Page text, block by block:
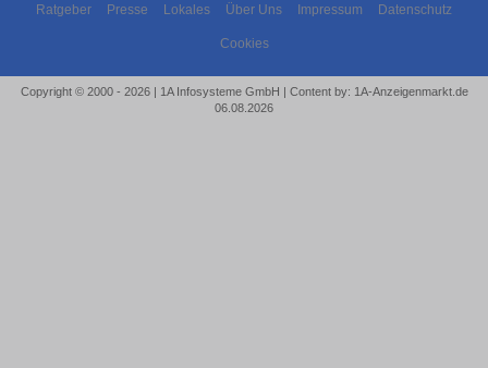
Ratgeber Presse Lokales Über Uns Impressum Datenschutz
Cookies
Copyright © 2000 - 2026 | 1A Infosysteme GmbH | Content by: 1A-Anzeigenmarkt.de
06.08.2026